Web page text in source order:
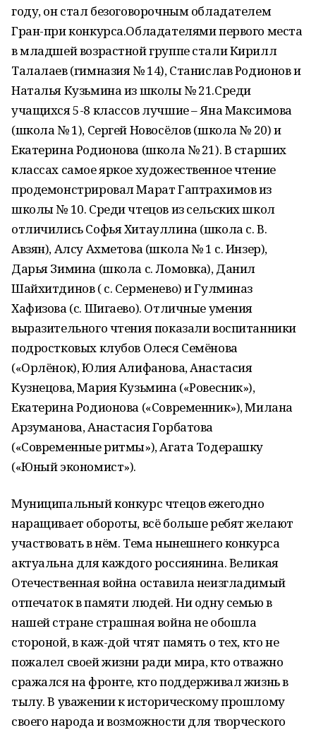
году, он стал безоговорочным обладателем
Гран-при конкурса.Обладателями первого места
в младшей возрастной группе стали Кирилл
Талалаев (гимназия № 14), Станислав Родионов и
Наталья Кузьмина из школы № 21.Среди
учащихся 5-8 классов лучшие – Яна Максимова
(школа № 1), Сергей Новосёлов (школа № 20) и
Екатерина Родионова (школа № 21). В старших
классах самое яркое художественное чтение
продемонстрировал Марат Гаптрахимов из
школы № 10. Среди чтецов из сельских школ
отличились Софья Хитауллина (школа с. В.
Авзян), Алсу Ахметова (школа № 1 с. Инзер),
Дарья Зимина (школа с. Ломовка), Данил
Шайхитдинов ( с. Серменево) и Гулминаз
Хафизова (с. Шигаево). Отличные умения
выразительного чтения показали воспитанники
подростковых клубов Олеся Семёнова
(«Орлёнок), Юлия Алифанова, Анастасия
Кузнецова, Мария Кузьмина («Ровесник»),
Екатерина Родионова («Современник»), Милана
Арзуманова, Анастасия Горбатова
(«Современные ритмы»), Агата Тодерашку
(«Юный экономист»).
Муниципальный конкурс чтецов ежегодно
наращивает обороты, всё больше ребят желают
участвовать в нём. Тема нынешнего конкурса
актуальна для каждого россиянина. Великая
Отечественная война оставила неизгладимый
отпечаток в памяти людей. Ни одну семью в
нашей стране страшная война не обошла
стороной, в каж-дой чтят память о тех, кто не
пожалел своей жизни ради мира, кто отважно
сражался на фронте, кто поддерживал жизнь в
тылу. В уважении к историческому прошлому
своего народа и возможности для творческого